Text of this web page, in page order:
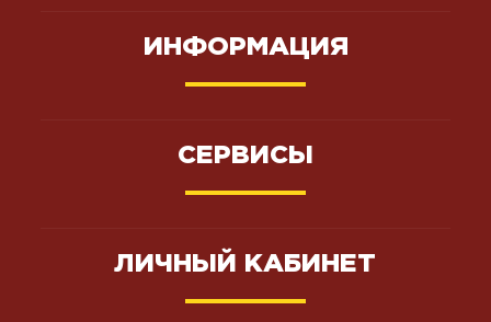
ИНФОРМАЦИЯ
СЕРВИСЫ
ЛИЧНЫЙ КАБИНЕТ